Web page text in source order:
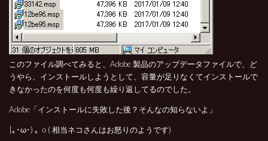
このファイル調べてみると、Adobe 製品のアップデータファイルで、ど
うやら、インストールしようとして、容量が足りなくてインストールで
きなかったのを何度も何度も繰り返してるのでした。
Adobe「インストールに失敗した後？そんなの知らないよ」
|｡･ω･) 。o ( 相当ネコさんはお怒りのようです)